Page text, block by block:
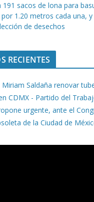
191 sacos de lona para
1.20 metros cada una, y
de desechos
RECIENTES
Saldaña renovar
CDMX - Partido del
urgente, ante el
de la Ciudad de